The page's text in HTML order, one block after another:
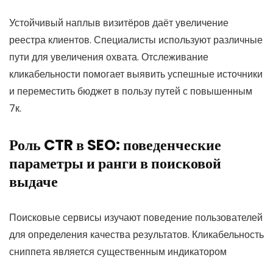
Устойчивый наплыв визитёров даёт увеличение
реестра клиентов. Специалисты используют различные
пути для увеличения охвата. Отслеживание
кликабельности помогает выявить успешные источники
и переместить бюджет в пользу путей с повышенным
7к.
Роль CTR в SEO: поведенческие
параметры и ранги в поисковой
выдаче
Поисковые сервисы изучают поведение пользователей
для определения качества результатов. Кликабельность
сниппета является существенным индикатором